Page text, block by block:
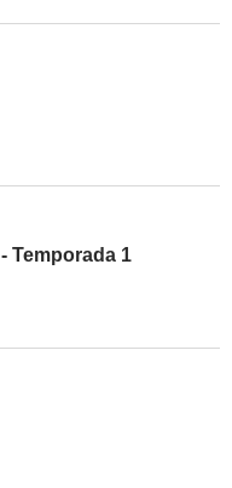
Temporada 1